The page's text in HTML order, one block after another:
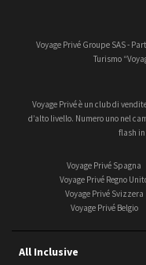
Voyage Privé Groupe SAS -
Turismo
Voyage Privé è un club di
d’alto livello. Numero uno nel
flash in
Voyage Privé Spagna
Voyage Privé Regno
Voyage Privé Svizzera
Voyage Privé Belgio
All Inclusive